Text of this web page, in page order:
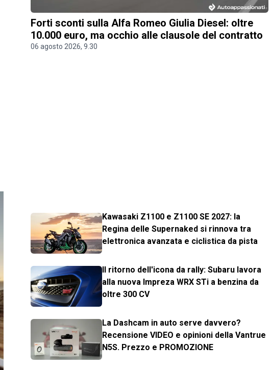
Forti sconti sulla Alfa Romeo Giulia Diesel: oltre
10.000 euro, ma occhio alle clausole del contratto
06 agosto 2026, 9.30
Kawasaki Z1100 e Z1100 SE 2027: la
Regina delle Supernaked si rinnova tra
elettronica avanzata e ciclistica da pista
Il ritorno dell'icona da rally: Subaru lavora
alla nuova Impreza WRX STi a benzina da
oltre 300 CV
La Dashcam in auto serve davvero?
Recensione VIDEO e opinioni della Vantrue
N5S. Prezzo e PROMOZIONE